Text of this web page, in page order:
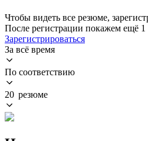
Чтобы видеть все резюме,
После регистрации покажем ещё
Зарегистрироваться
За всё время
По соответствию
20 резюме